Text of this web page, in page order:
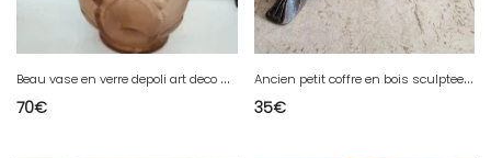
B
eau vase en verre depoli art deco datant des années 1920-1940 de couleur saumon en bon etat
70€
A
ncien petit coffre en bois sculptee en bon etat
35€